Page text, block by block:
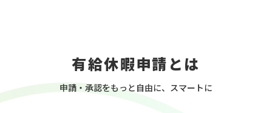
有給休暇申請とは
申請・承認をもっと自由に、スマートに